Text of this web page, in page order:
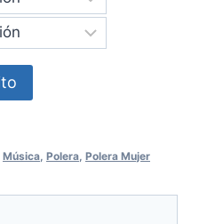
Música, Polera, Polera Mujer